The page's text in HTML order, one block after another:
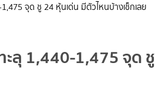
จุด ชู 24 หุ้นเด่น มีตัวไหนบ้างเช็กเลย
ลุ 1,440-1,475 จุด ชู